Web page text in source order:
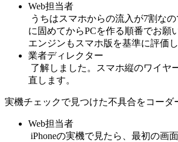
Web担当者
うちはスマホからの流入が7割な
に固めてからPCを作る順番でお願
エンジンもスマホ版を基準に評価し
業者ディレクター
了解しました。スマホ縦のワイヤ
直します。
実機チェックで見つけた不具合をコーダ
Web担当者
iPhoneの実機で見たら、最初の画